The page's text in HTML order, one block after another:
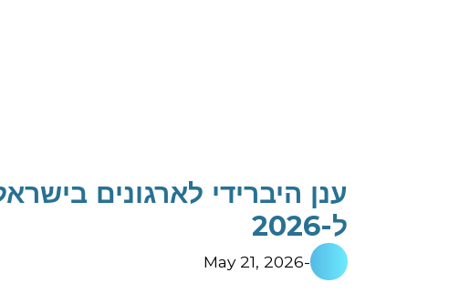
ענן היברידי לארגונים
ל-2026
-
May 21, 2026